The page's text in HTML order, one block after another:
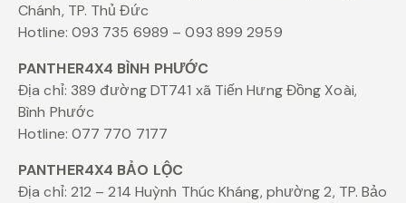
Chánh, TP. Thủ Đức
Hotline: 093 735 6989 – 093 899 2959
PANTHER4X4 BÌNH PHƯỚC
Địa chỉ: 389 đường DT741 xã Tiến Hưng Đồng Xoài,
Bình Phước
Hotline: 077 770 7177
PANTHER4X4 BẢO LỘC
Địa chỉ: 212 – 214 Huỳnh Thúc Kháng, phường 2, TP. Bảo